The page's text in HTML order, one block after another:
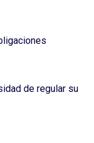
de regular su